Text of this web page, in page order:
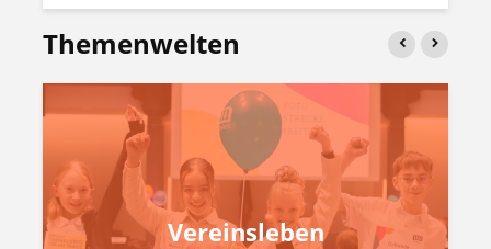
Themenwelten
Vereinsleben